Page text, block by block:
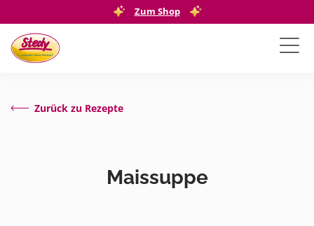
Zum Shop
Zurück zu Rezepte
Maissuppe